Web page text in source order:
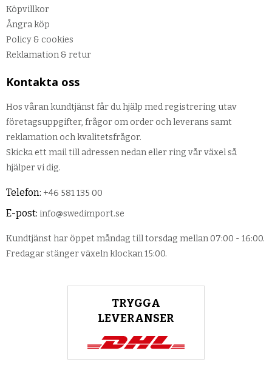
Köpvillkor
Ångra köp
Policy & cookies
Reklamation & retur
Kontakta oss
Hos våran kundtjänst får du hjälp med registrering utav
företagsuppgifter, frågor om order och leverans samt
reklamation och kvalitetsfrågor.
Skicka ett mail till adressen nedan eller ring vår växel så
hjälper vi dig.
Telefon: +46 581 135 00
E-post: info@swedimport.se
Kundtjänst har öppet måndag till torsdag mellan 07:00 - 16:00.
Fredagar stänger växeln klockan 15:00.
TRYGGA
LEVERANSER